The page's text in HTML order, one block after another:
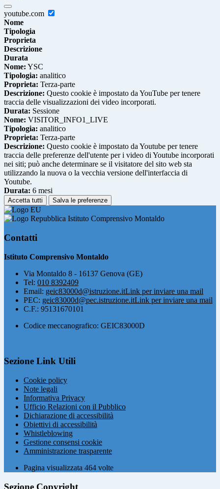
youtube.com
Nome
Tipologia
Proprieta
Descrizione
Durata
Nome: YSC
Tipologia: analitico
Proprieta: Terza-parte
Descrizione: Questo cookie è impostato da YouTube per tenere
traccia delle visualizzazioni dei video incorporati.
Durata: Sessione
Nome: VISITOR_INFO1_LIVE
Tipologia: analitico
Proprieta: Terza-parte
Descrizione: Questo cookie è impostato da Youtube per tenere
traccia delle preferenze dell'utente per i video di Youtube incorporati
nei siti; può anche determinare se il visitatore del sito web sta
utilizzando la nuova o la vecchia versione dell'interfaccia di
Youtube.
Durata: 6 mesi
Accetta tutti Salva le preferenze
Istituto Comprensivo Montaldo
Contatti
Istituto Comprensivo Montaldo
Via Montaldo 8 - 16137 Genova (GE)
Tel: 010 8392409
Email: geic83000d@istruzione.itLink per inviare una mail
PEC: geic83000d@pec.istruzione.itLink per inviare una mail
C.F.: 95131670101
Codice meccanografico: GEIC83000D
Sezione Link Utili
Cookie policy
Note legali
Informativa Privacy
Ufficio Relazioni con il Pubblico
Dichiarazione di accessibilità
Obiettivi di accessibilità
Whistleblowing
Gestione consensi cookie
Amministrazione trasparente
Pagina visualizzata 464 volte
Sezione Copyright